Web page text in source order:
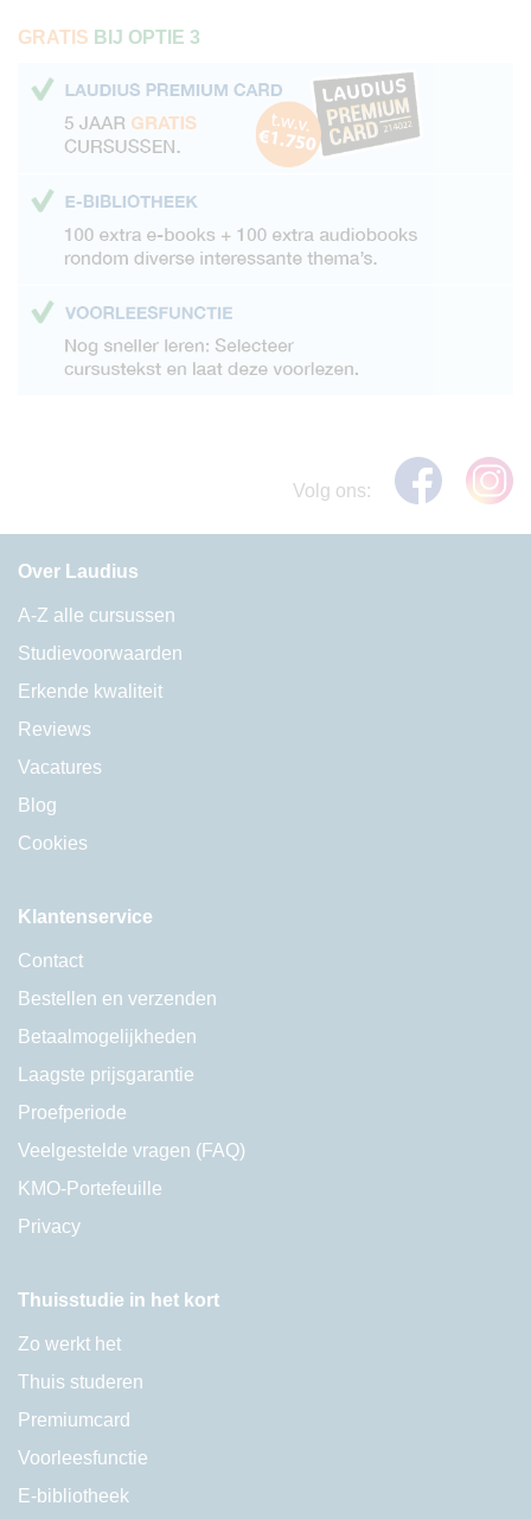
GRATIS BIJ OPTIE 3
Volg ons:
Over Laudius
A-Z alle cursussen
Studievoorwaarden
Erkende kwaliteit
Reviews
Vacatures
Blog
Cookies
Klantenservice
Contact
Bestellen en verzenden
Betaalmogelijkheden
Laagste prijsgarantie
Proefperiode
Veelgestelde vragen (FAQ)
KMO-Portefeuille
Privacy
Thuisstudie in het kort
Zo werkt het
Thuis studeren
Premiumcard
Voorleesfunctie
E-bibliotheek